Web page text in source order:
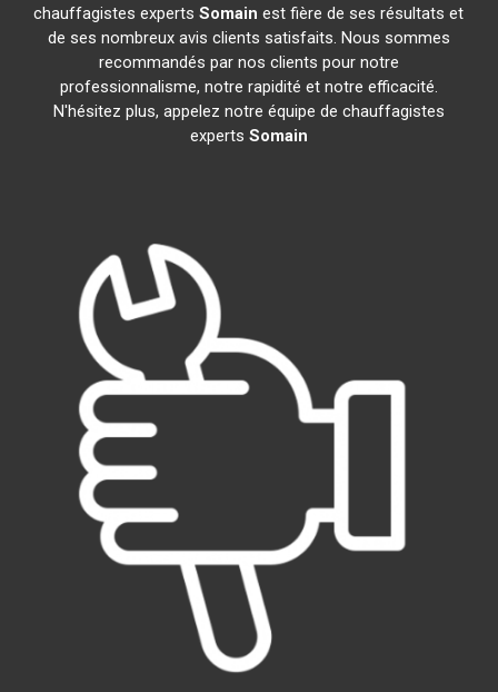
chauffagistes expertsSomain est fière de ses résultats et
de ses nombreux avis clients satisfaits. Nous sommes
recommandés par nos clients pour notre
professionnalisme, notre rapidité et notre efficacité.
N'hésitez plus, appelez notre équipe de chauffagistes
experts Somain